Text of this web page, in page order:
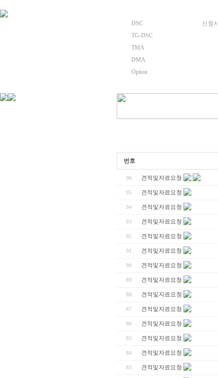
DSC
TG-DSC
TMA
DMA
Option
신청
번호
96 견적및자료요청
95 견적및자료요청
94 견적및자료요청
93 견적및자료요청
92 견적및자료요청
91 견적및자료요청
90 견적및자료요청
89 견적및자료요청
88 견적및자료요청
87 견적및자료요청
86 견적및자료요청
85 견적및자료요청
84 견적및자료요청
83 견적및자료요청